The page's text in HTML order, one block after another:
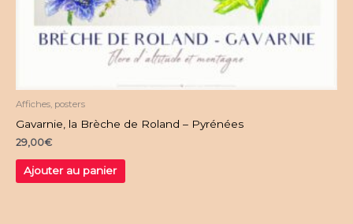
Affiches, posters
Gavarnie, la Brèche de Roland – Pyrénées
29,00€
Ajouter au panier